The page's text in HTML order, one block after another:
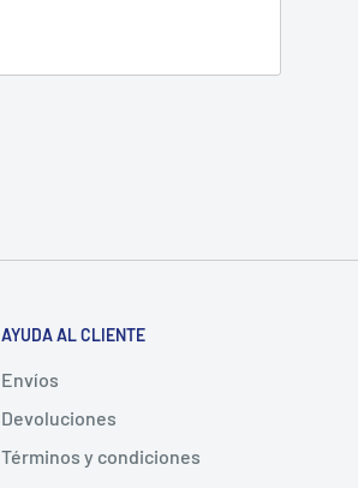
AYUDA AL CLIENTE
Envíos
Devoluciones
Términos y condiciones